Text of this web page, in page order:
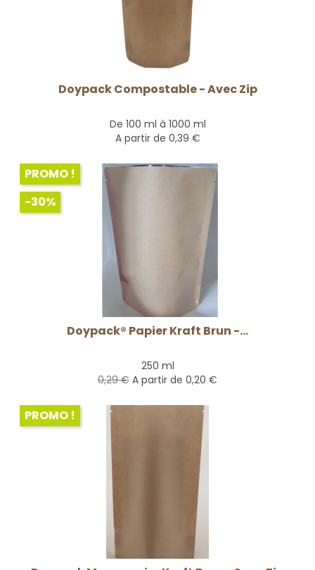
Doypack Compostable - Avec Zip
De 100 ml à 1000 ml
A partir de 0,39 €
Doypack® Papier Kraft Brun -...
250 ml
0,29 € A partir de 0,20 €
PROMO !
-30%
PROMO !